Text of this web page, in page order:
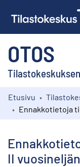
OTOS
Kokoelmat
Etusivu
II